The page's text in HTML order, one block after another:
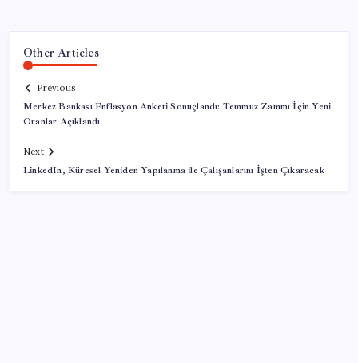
Other Articles
Previous
Merkez Bankası Enflasyon Anketi Sonuçlandı: Temmuz Zammı İçin Yeni
Oranlar Açıklandı
Next
LinkedIn, Küresel Yeniden Yapılanma ile Çalışanlarını İşten Çıkaracak